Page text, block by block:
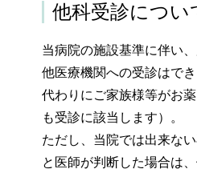
他科受診につい
当病院の施設基準に伴い
他医療機関への受診はで
代わりにご家族様等がお
も受診に該当します）。
ただし、当院では出来な
と医師が判断した場合は